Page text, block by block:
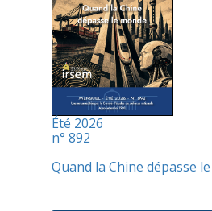
Été 2026
n° 892
Quand la Chine dépasse